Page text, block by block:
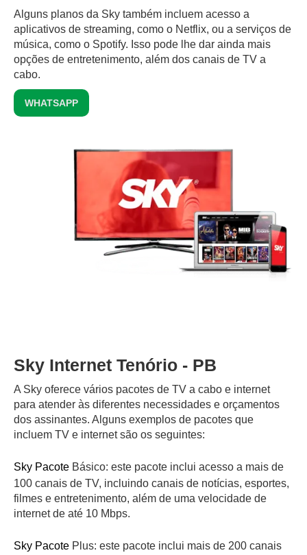
Alguns planos da Sky também incluem acesso a
aplicativos de streaming, como o Netflix, ou a serviços de
música, como o Spotify. Isso pode lhe dar ainda mais
opções de entretenimento, além dos canais de TV a
cabo.
WHATSAPP
Sky Internet Tenório - PB
A Sky oferece vários pacotes de TV a cabo e internet
para atender às diferentes necessidades e orçamentos
dos assinantes. Alguns exemplos de pacotes que
incluem TV e internet são os seguintes:
Sky Pacote Básico: este pacote inclui acesso a mais de
100 canais de TV, incluindo canais de notícias, esportes,
filmes e entretenimento, além de uma velocidade de
internet de até 10 Mbps.
Sky Pacote Plus: este pacote inclui mais de 200 canais